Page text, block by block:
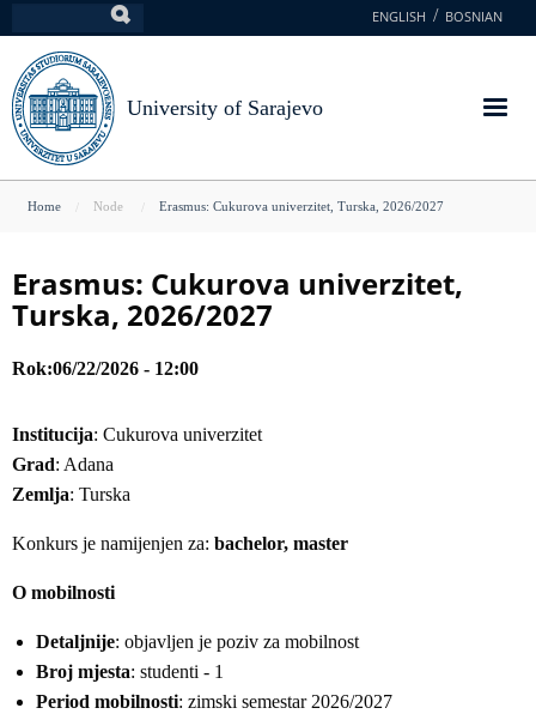
to
main
content
ENGLISH BOSNIAN
University of Sarajevo
You
here
Home Node Erasmus: Cukurova univerzitet, Turska, 2026/2027
Erasmus: Cukurova univerzitet,
Turska, 2026/2027
Rok 06/22/2026 - 12:00
Institucija: Cukurova univerzitet
Grad: Adana
Zemlja: Turska
Konkurs je namijenjen za: bachelor, master
O mobilnosti
Detaljnije: objavljen je poziv za mobilnost
Broj mjesta: studenti - 1
Period mobilnosti: zimski semestar 2026/2027